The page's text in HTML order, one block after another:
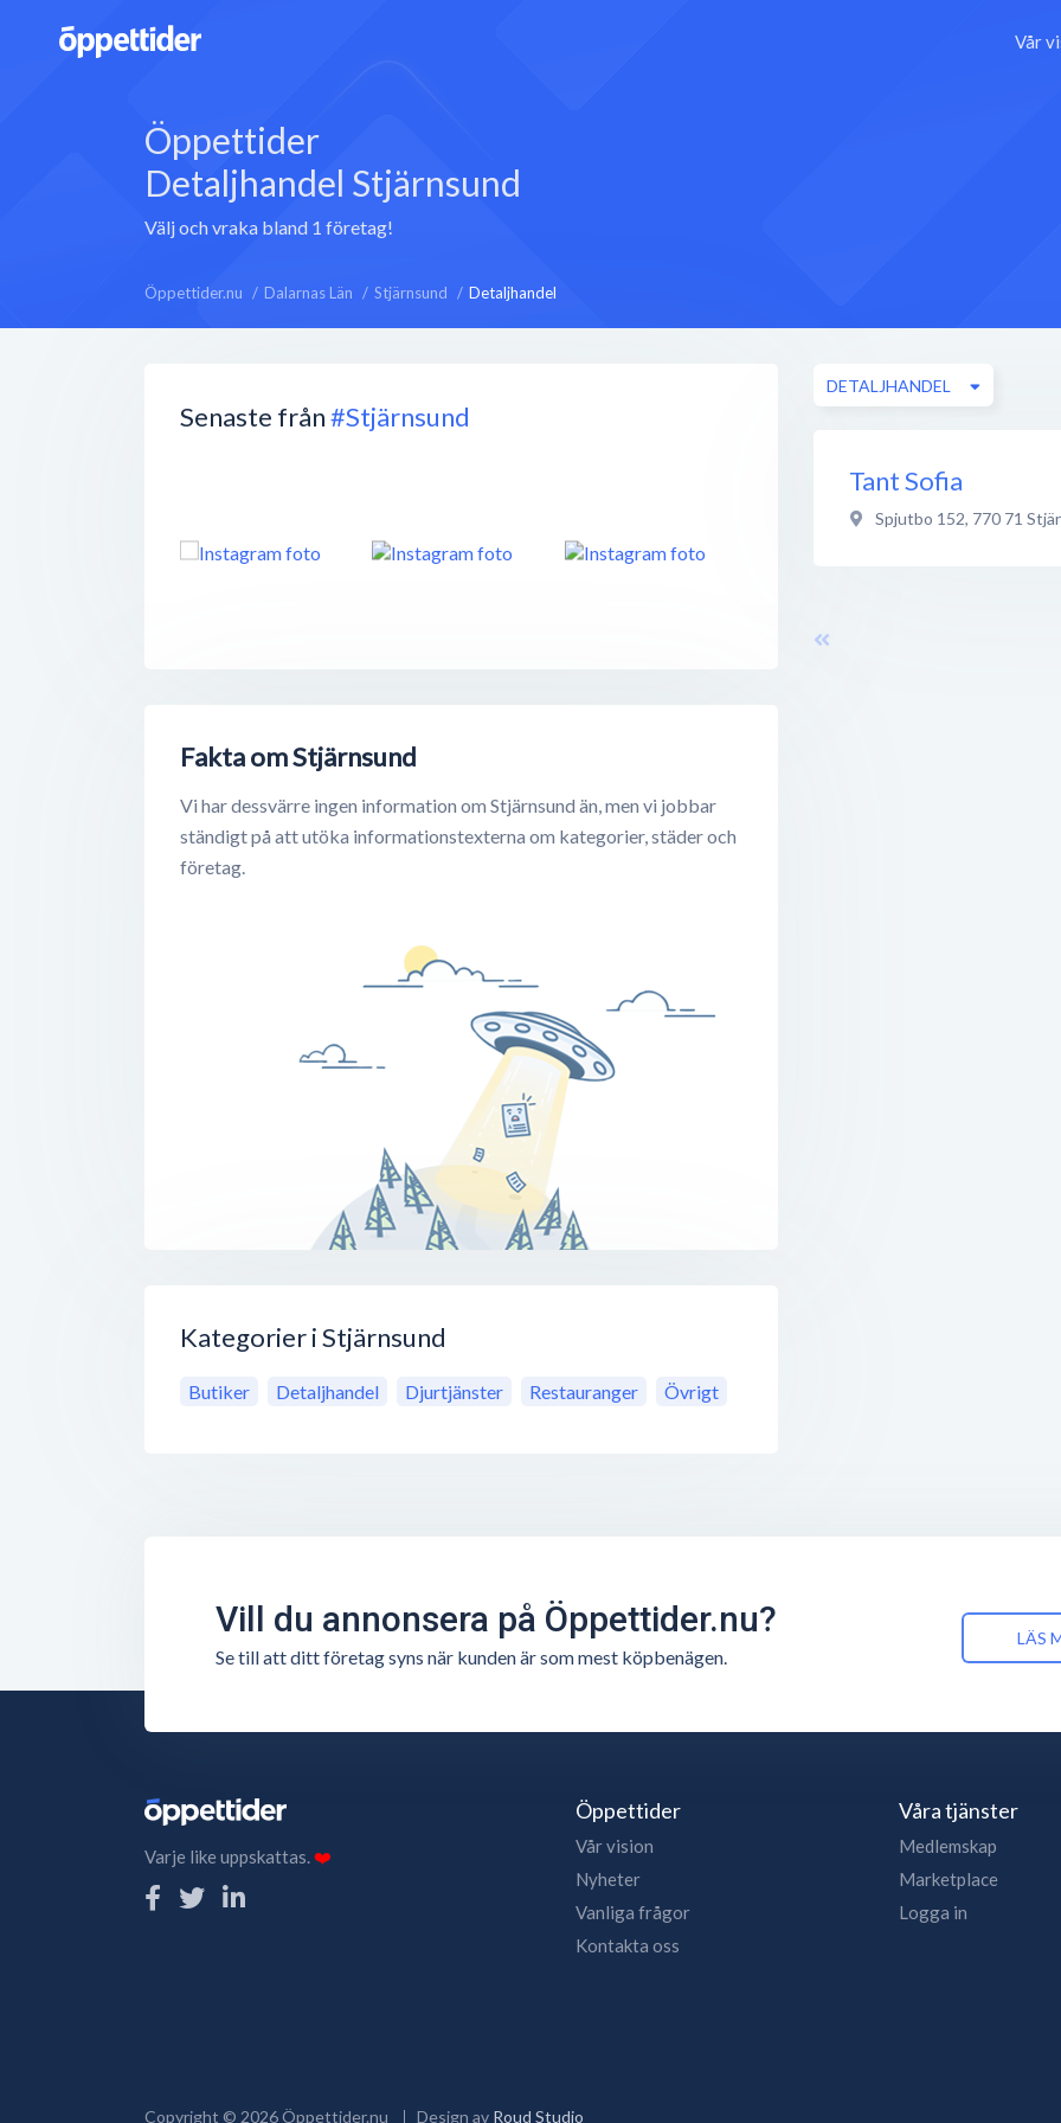
Vår
Öppettider
Detaljhandel Stjärnsund
Välj och vraka bland 1 företag!
Öppettider.nu Dalarnas Län Stjärnsund Detaljhandel
Senaste från#Stjärnsund
Fakta om Stjärnsund
Vi har dessvärre ingen information om Stjärnsund än, men vi jobbar
ständigt på att utöka informationstexterna om kategorier, städer och
företag.
Kategorier i Stjärnsund
Butiker Detaljhandel Djurtjänster Restauranger Övrigt
DETALJHANDEL
Tant Sofia
Spjutbo 152, 770 71
Vill du annonsera på Öppettider.nu?
Se till att ditt företag syns när kunden är som mest köpbenägen.
LÄS
Varje like uppskattas.❤️
Öppettider
Vår vision
Nyheter
Vanliga frågor
Kontakta oss
Våra tjänster
Medlemskap
Marketplace
Logga in
Copyright © 2026Öppettider.nu Design av Roud Studio